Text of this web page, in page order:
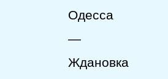
Одесса
—
Ждановка